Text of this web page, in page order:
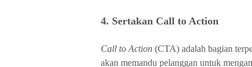
4. Sertakan Call to Action
Call to Action (CTA) adalah bagian
akan memandu pelanggan untuk